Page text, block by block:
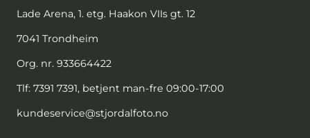
Lade Arena, 1. etg. Haakon VIIs gt. 12
7041 Trondheim
Org. nr. 933664422
Tlf: 7391 7391, betjent man-fre 09:00-17:00
kundeservice@stjordalfoto.no